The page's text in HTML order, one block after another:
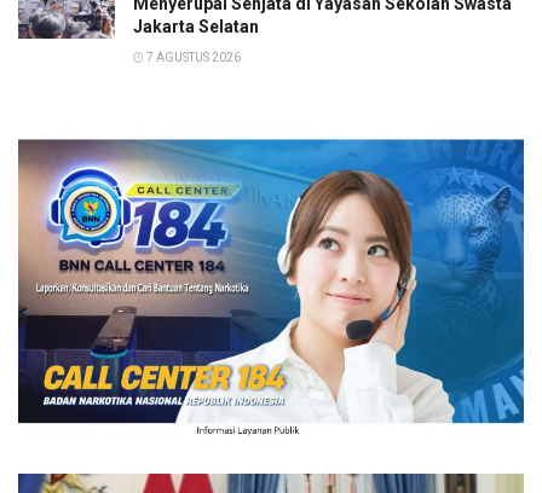
Jakarta Selatan
7 AGUSTUS 2026